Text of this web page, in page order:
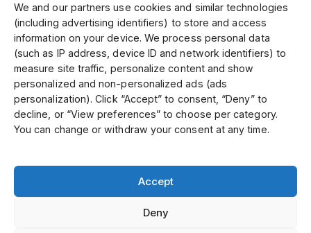
We and our partners use cookies and similar technologies
(including advertising identifiers) to store and access
information on your device. We process personal data
(such as IP address, device ID and network identifiers) to
measure site traffic, personalize content and show
personalized and non-personalized ads (ads
personalization). Click “Accept” to consent, “Deny” to
decline, or “View preferences” to choose per category.
You can change or withdraw your consent at any time.
Accept
Deny
Om oss
Jens S. Transmisjoner Norge leverer transmisjonsløsninger i
samarbeid med verdensledende leverandører. Gjennom vår
ledende posisjon i Skandinavia, samt fokusering på kvalitet
og kundeservice kan vi tilby ett bredt sortiment til
konkurransekraftige priser. Kunde-og spesialtilpassede
produkter tilvirker vi i vårt mekaniske verksted.
Select country